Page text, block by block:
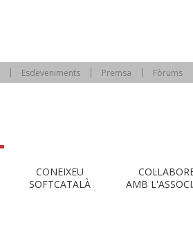
Esdeveniments Premsa Fòrums
CONEIXEU
SOFTCATALÀ
AMB